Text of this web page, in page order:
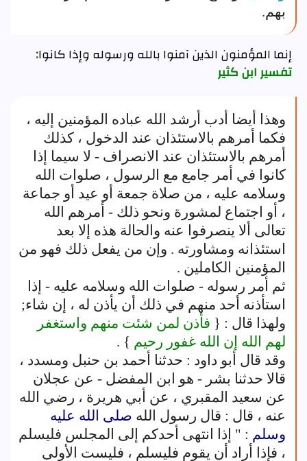
بهم.
إنما المؤمنون الذين آمنوا بالله ورسوله وإذا كانوا:
تفسير ابن كثير
وهذا أيضا أدب أرشد الله عباده المؤمنين إليه ،
فكما أمرهم بالاستئذان عند الدخول ، كذلك
أمرهم بالاستئذان عند الانصراف - لا سيما إذا
كانوا في أمر جامع مع الرسول ، صلوات الله
وسلامه عليه ، من صلاة جمعة أو عيد أو جماعة
، أو اجتماع لمشورة ونحو ذلك - أمرهم الله
تعالى ألا ينصرفوا عنه والحالة هذه إلا بعد
استئذانه ومشاورته . وإن من يفعل ذلك فهو من
المؤمنين الكاملين .
ثم أمر رسوله - صلوات الله وسلامه عليه - إذا
استأذنه أحد منهم في ذلك أن يأذن له ، إن شاء;
ولهذا قال : { فأذن لمن شئت منهم واستغفر
لهم الله إن الله غفور رحيم } .
وقد قال أبو داود : حدثنا أحمد بن حنبل ومسدد ،
قالا حدثنا بشر - هو ابن المفضل - عن عجلان
عن سعيد المقبري ، عن أبي هريرة ، رضي الله
عنه ، قال : قال رسول الله صلى الله عليه
وسلم : " إذا انتهى أحدكم إلى المجلس فليسلم
، فإذا أراد أن يقوم فليسلم ، فليست الأولى